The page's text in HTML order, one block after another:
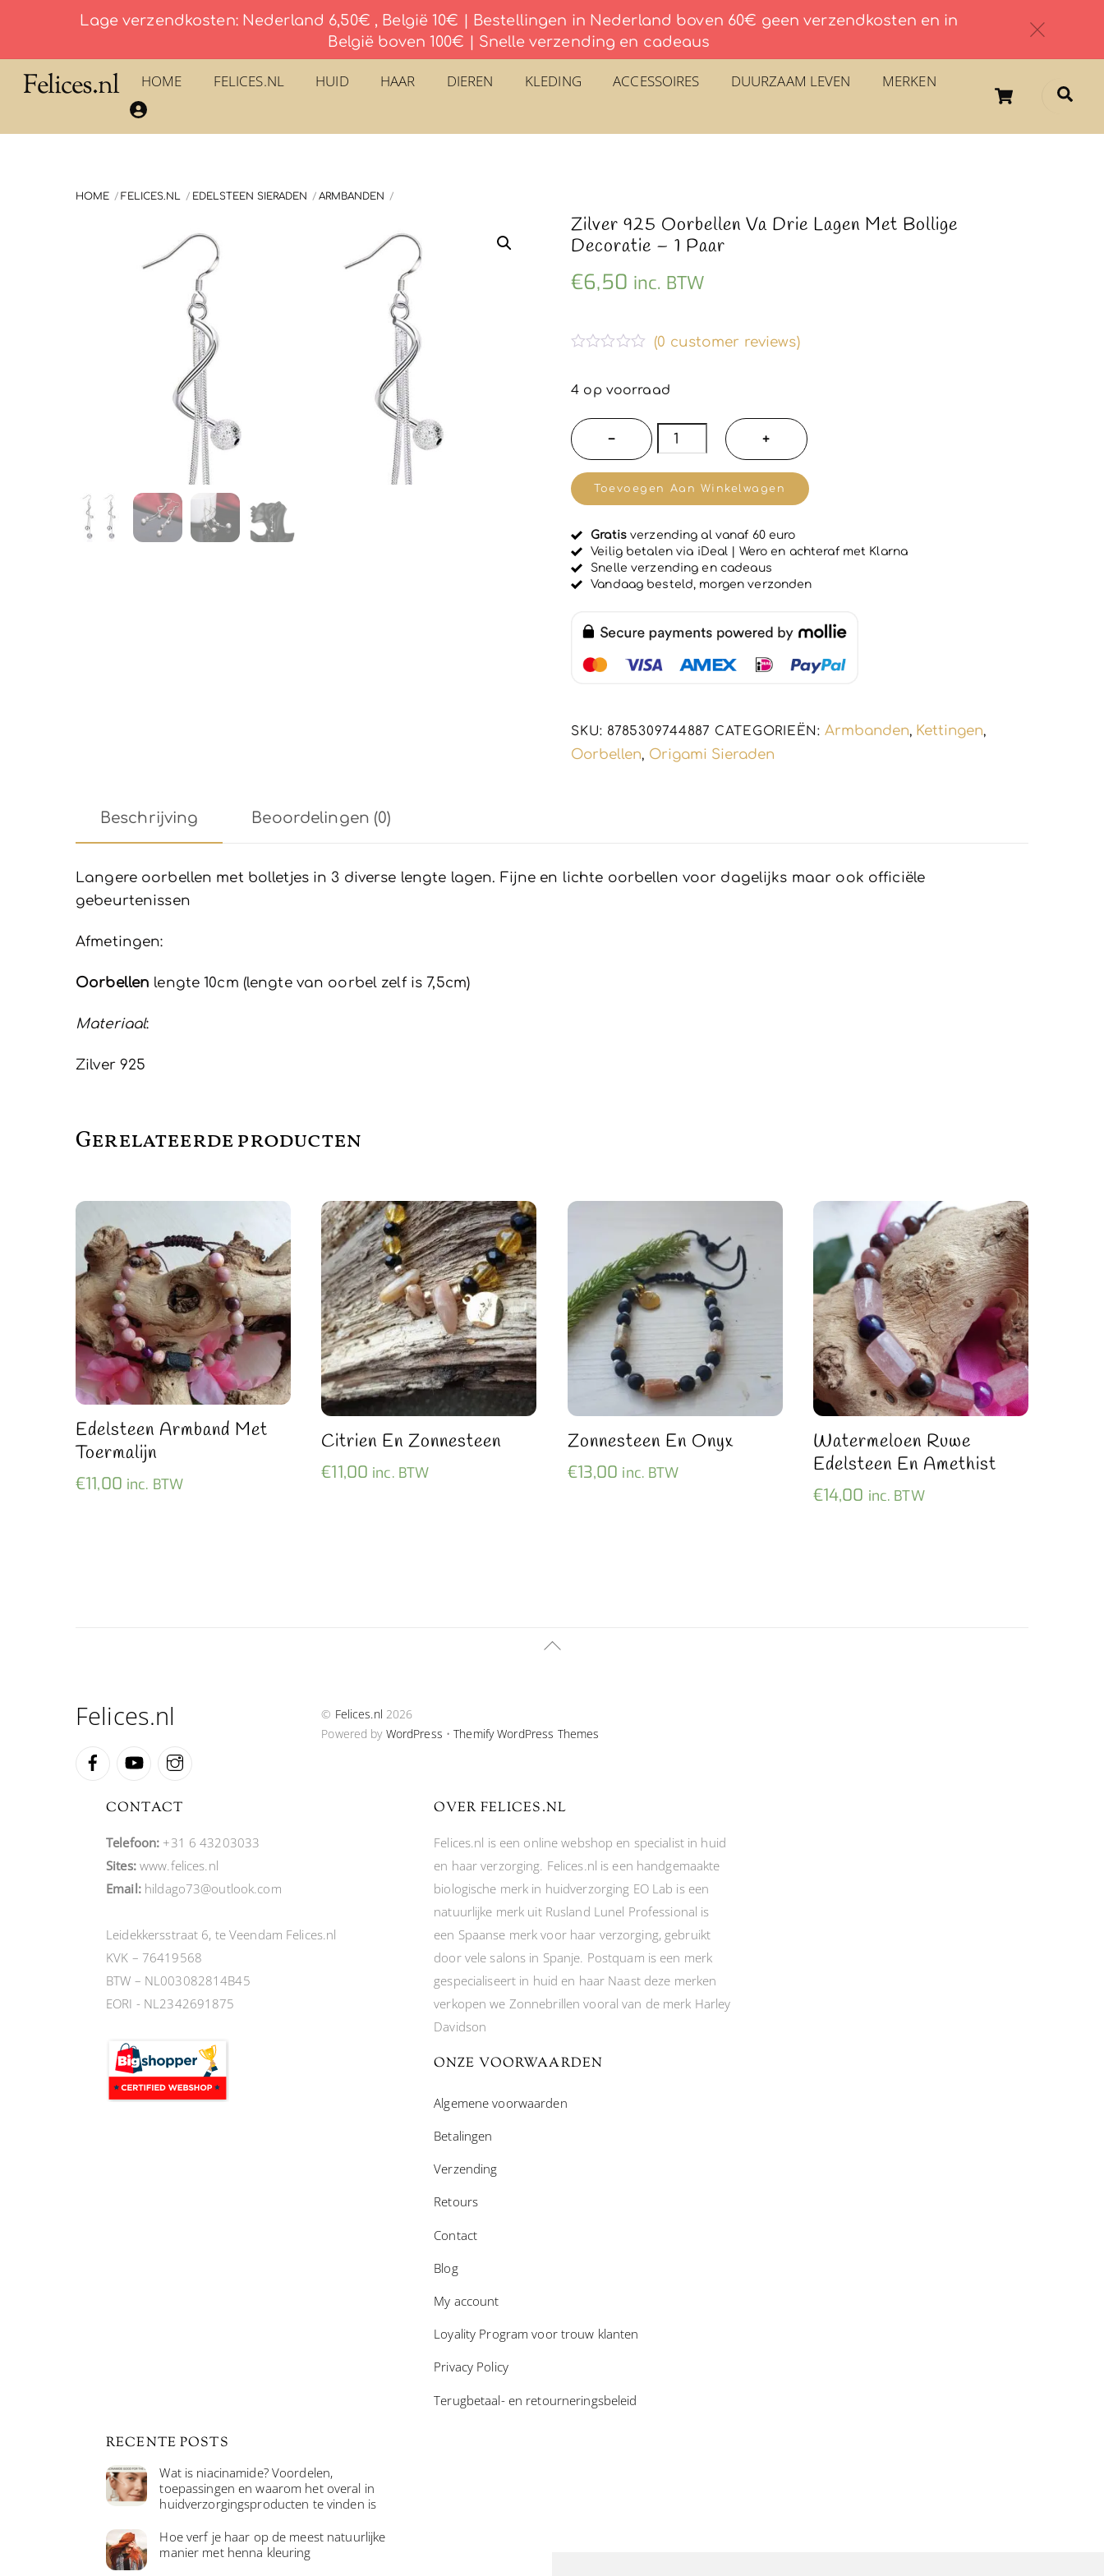
Lage verzendkosten: Nederland 6,50€ , België 10€ | Bestellingen in Nederland boven 60€ geen verzendkosten en in
België boven 100€ | Snelle verzending en cadeaus
c
Felices.nl Cart
HOME FELICES.NL HUID HAAR DIEREN KLEDING ACCESSOIRES DUURZAAM LEVEN MERKEN
HOME FELICES.NL EDELSTEEN SIERADEN ARMBANDEN
Zilver 925 Oorbellen Va Drie Lagen Met Bollige
Decoratie – 1 Paar
€6,50 inc. BTW
w
r
d
e
r
d
0
i
t
5
(0 customer reviews)
4 op voorraad
−
Zilver
925
oorbellen
lagen
met
bollige
-
1
+
Toevoegen Aan Winkelwagen
Gratisverzending al vanaf 60 euro
Veilig betalen via iDeal | Wero en achteraf met Klarna
Snelle verzending en cadeaus
Vandaag besteld, morgen verzonden
SKU: 8785309744887 CATEGORIEËN: Armbanden, Kettingen,
Oorbellen, Origami Sieraden
Beschrijving Beoordelingen (0)
Langere oorbellen met bolletjes in 3 diverse lengte lagen. Fijne en lichte oorbellen voor dagelijks maar ook officiële
gebeurtenissen
Afmetingen:
Oorbellen lengte 10cm (lengte van oorbel zelf is 7,5cm)
Materiaal:
Zilver 925
Gerelateerde producten
Edelsteen Armband Met
Toermalijn
€11,00 inc. BTW
Citrien En Zonnesteen
€11,00 inc. BTW
Zonnesteen En Onyx
€13,00 inc. BTW
Watermeloen Ruwe
Edelsteen En Amethist
€14,00 inc. BTW
Back
Felices.nl
FacebookYouTube
© Felices.nl 2026
Powered by WordPress •Themify WordPress Themes
CONTACT
Telefoon: +31 6 43203033
Sites:www.felices.nl
Email:hildago73@outlook.com
Leidekkersstraat 6, te Veendam Felices.nl
KVK – 76419568
BTW – NL003082814B45
EORI - NL2342691875
OVER FELICES.NL
Felices.nl is een online webshop en specialist in huid
en haar verzorging. Felices.nl is een handgemaakte
biologische merk in huidverzorging EO Lab is een
natuurlijke merk uit Rusland Lunel Professional is
een Spaanse merk voor haar verzorging, gebruikt
door vele salons in Spanje. Postquam is een merk
gespecialiseert in huid en haar Naast deze merken
verkopen we Zonnebrillen vooral van de merk Harley
Davidson
ONZE VOORWAARDEN
Algemene voorwaarden
Betalingen
Verzending
Retours
Contact
Blog
My account
Loyality Program voor trouw klanten
Privacy Policy
Terugbetaal- en retourneringsbeleid
RECENTE POSTS
Wat is niacinamide? Voordelen,
toepassingen en waarom het overal in
huidverzorgingsproducten te vinden is
Hoe verf je haar op de meest natuurlijke
manier met henna kleuring